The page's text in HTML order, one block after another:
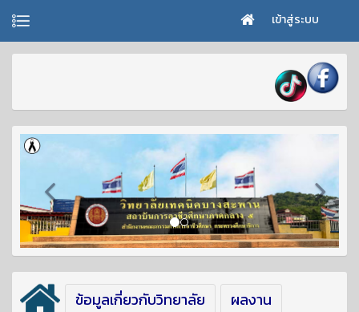
เข้าสู่ระบบ
ข้อมูลเกี่ยวกับวิทยาลัย
ผลงาน